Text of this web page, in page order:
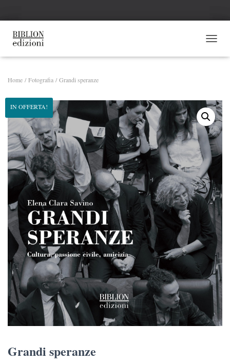
Home /Fotografia / Grandi speranze
IN OFFERTA!
Grandi speranze